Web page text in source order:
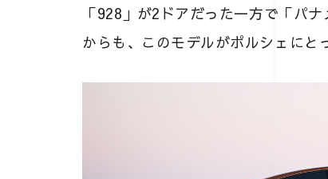
「928」が2ドアだった一方で「パ
からも、このモデルがポルシェにと